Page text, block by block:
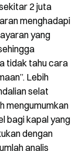
2 juta
menghadapi
yang
tidak tahu cara
Lebih
selat
mengumumkan
bagi kapal yang
dengan
analis